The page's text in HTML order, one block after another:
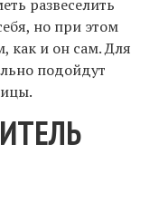
развеселить
но при этом
как и он сам. Для
подойдут